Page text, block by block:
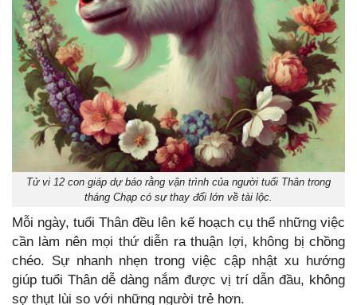
Tử vi 12 con giáp dự báo rằng vận trình của người tuổi Thân trong
tháng Chạp có sự thay đổi lớn về tài lộc.
Mỗi ngày, tuổi Thân đều lên kế hoạch cụ thể những việc
cần làm nên mọi thứ diễn ra thuận lợi, không bị chồng
chéo. Sự nhanh nhẹn trong việc cập nhật xu hướng
giúp tuổi Thân dễ dàng nắm được vị trí dẫn đầu, không
sợ thụt lùi so với những người trẻ hơn.